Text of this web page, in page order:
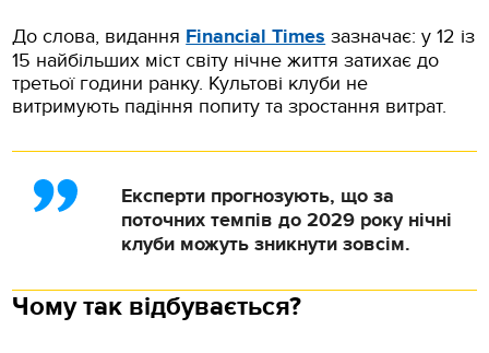
До слова, видання Financial Times зазначає: у 12 із
15 найбільших міст світу нічне життя затихає до
третьої години ранку. Культові клуби не
витримують падіння попиту та зростання витрат.
Експерти прогнозують, що за
поточних темпів до 2029 року нічні
клуби можуть зникнути зовсім.
Чому так відбувається?